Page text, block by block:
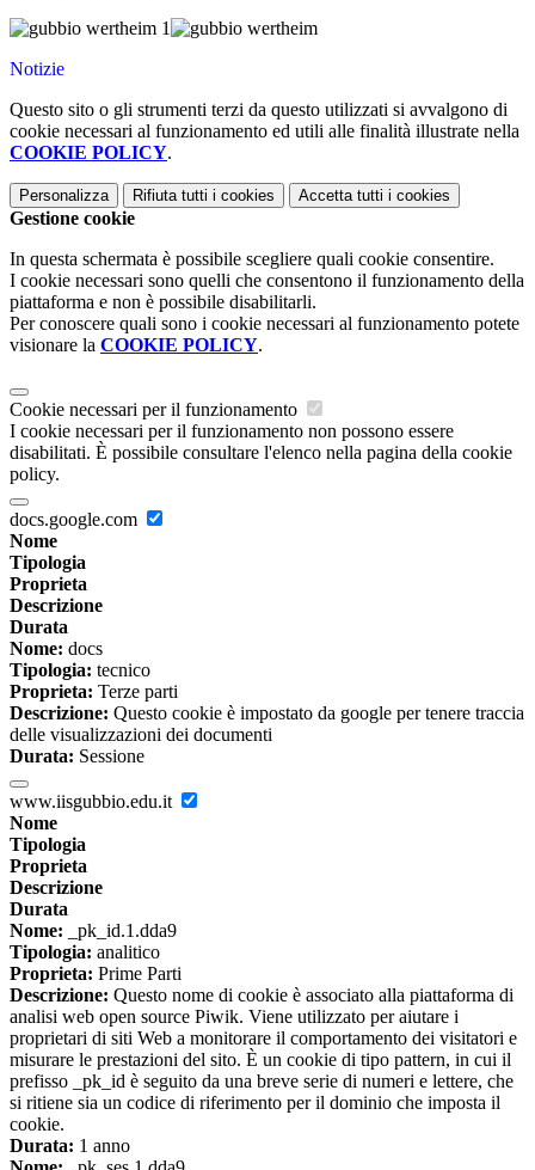
Notizie
Questo sito o gli strumenti terzi da questo utilizzati si avvalgono di
cookie necessari al funzionamento ed utili alle finalità illustrate nella
COOKIE POLICY.
Personalizza Rifiuta tutti i cookies Accetta tutti i cookies
Gestione cookie
In questa schermata è possibile scegliere quali cookie consentire.
I cookie necessari sono quelli che consentono il funzionamento della
piattaforma e non è possibile disabilitarli.
Per conoscere quali sono i cookie necessari al funzionamento potete
visionare la COOKIE POLICY.
Cookie necessari per il funzionamento
I cookie necessari per il funzionamento non possono essere
disabilitati. È possibile consultare l'elenco nella pagina della cookie
policy.
docs.google.com
Nome
Tipologia
Proprieta
Descrizione
Durata
Nome: docs
Tipologia: tecnico
Proprieta: Terze parti
Descrizione: Questo cookie è impostato da google per tenere traccia
delle visualizzazioni dei documenti
Durata: Sessione
www.iisgubbio.edu.it
Nome
Tipologia
Proprieta
Descrizione
Durata
Nome: _pk_id.1.dda9
Tipologia: analitico
Proprieta: Prime Parti
Descrizione: Questo nome di cookie è associato alla piattaforma di
analisi web open source Piwik. Viene utilizzato per aiutare i
proprietari di siti Web a monitorare il comportamento dei visitatori e
misurare le prestazioni del sito. È un cookie di tipo pattern, in cui il
prefisso _pk_id è seguito da una breve serie di numeri e lettere, che
si ritiene sia un codice di riferimento per il dominio che imposta il
cookie.
Durata: 1 anno